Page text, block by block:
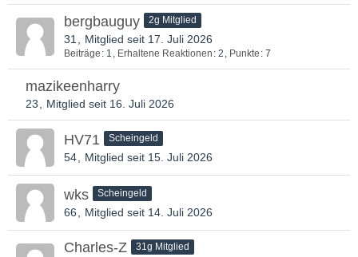
bergbauguy 2g Mitglied
31 Mitglied seit 17. Juli 2026
Beiträge 1 Erhaltene Reaktionen 2 Punkte 7
mazikeenharry
23 Mitglied seit 16. Juli 2026
HV71 Scheingeld
54 Mitglied seit 15. Juli 2026
wks Scheingeld
66 Mitglied seit 14. Juli 2026
Charles-Z 31g Mitglied